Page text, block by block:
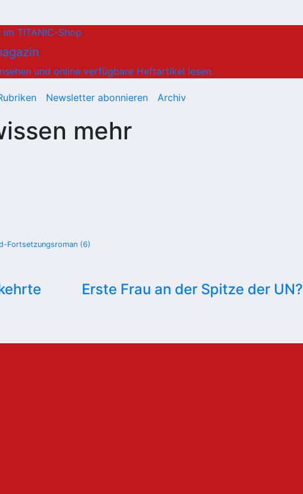
TITANIC-Shop
und online verfügbare Heftartikel lesen.
Newsletter abonnieren Archiv
mehr
Fortsetzungsroman (6)
Erste Frau an der Spitze der UN?